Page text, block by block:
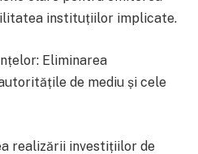
instituțiilor implicate.
Eliminarea
de mediu și cele
realizării investițiilor de